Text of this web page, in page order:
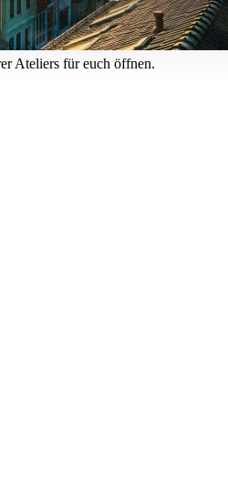
Ateliers für euch öffnen.